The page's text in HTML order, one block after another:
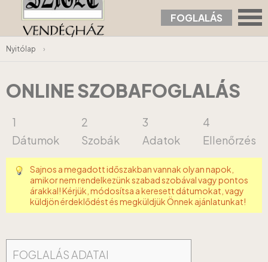
FOGLALÁS
Nyitólap ›
ONLINE SZOBAFOGLALÁS
1
Dátumok
2
Szobák
3
Adatok
4
Ellenőrzés
Sajnos a megadott időszakban vannak olyan napok,
amikor nem rendelkezünk szabad szobával vagy pontos
árakkal! Kérjük, módosítsa a keresett dátumokat, vagy
küldjön érdeklődést és megküldjük Önnek ajánlatunkat!
FOGLALÁS ADATAI